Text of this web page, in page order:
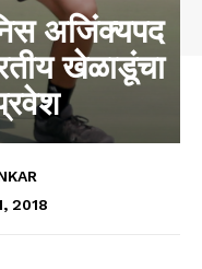
अजिंक्यपद
खेळाडूंचा
2018